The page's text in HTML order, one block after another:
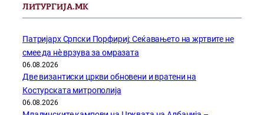
ЛИТУРГИЈА.МК
Патријарх Српски Порфириј: Сеќавањето на жртвите не
смее да нѐ врзува за омразата
06.08.2026
Две византиски цркви обновени и вратени на
Костурската митрополија
06.08.2026